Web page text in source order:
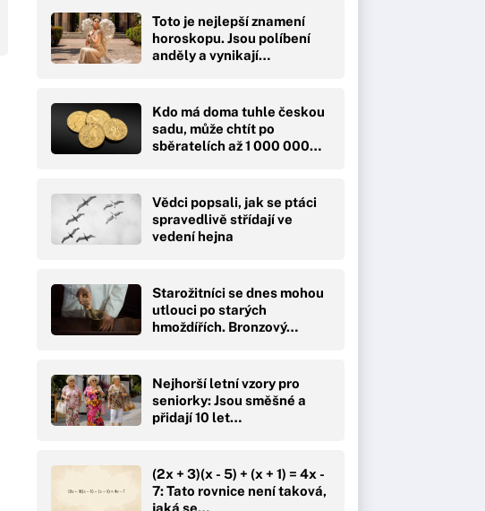
Toto je nejlepší znamení
horoskopu. Jsou políbení
anděly a vynikají…
Kdo má doma tuhle českou
sadu, může chtít po
sběratelích až 1 000 000…
Vědci popsali, jak se ptáci
spravedlivě střídají ve
vedení hejna
Starožitníci se dnes mohou
utlouci po starých
hmoždířích. Bronzový…
Nejhorší letní vzory pro
seniorky: Jsou směšné a
přidají 10 let…
(2x + 3)(x - 5) + (x + 1) = 4x -
7: Tato rovnice není taková,
jaká se…